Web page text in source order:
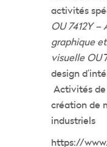
activités
OU 7412Y
graphique
visuelle OU
design
Activités
création de
industriels
https://